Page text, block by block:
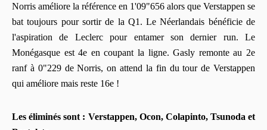
Norris améliore la référence en 1'09"656 alors que Verstappen se
bat toujours pour sortir de la Q1. Le Néerlandais bénéficie de
l'aspiration de Leclerc pour entamer son dernier run. Le
Monégasque est 4e en coupant la ligne. Gasly remonte au 2e
ranf à 0"229 de Norris, on attend la fin du tour de Verstappen
qui améliore mais reste 16e !
Les éliminés sont : Verstappen, Ocon, Colapinto, Tsunoda et